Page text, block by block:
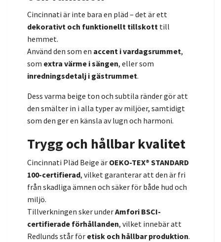
Cincinnati är inte bara en pläd – det är ett
dekorativt och funktionellt tillskott till
hemmet.
Använd den som en accent i vardagsrummet,
som extra värme i sängen, eller som
inredningsdetalj i gästrummet.
Dess varma beige ton och subtila ränder gör att
den smälter in i alla typer av miljöer, samtidigt
som den ger en känsla av lugn och harmoni.
Trygg och hållbar kvalitet
Cincinnati Pläd Beige är OEKO-TEX® STANDARD
100-certifierad, vilket garanterar att den är fri
från skadliga ämnen och säker för både hud och
miljö.
Tillverkningen sker underAmfori BSCI-
certifierade förhållanden, vilket innebär att
Redlunds står för etisk och hållbar produktion.